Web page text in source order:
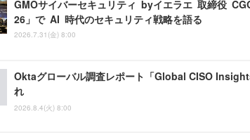
GMOサイバーセキュリティ byイエラエ 取締役
26」で AI 時代のセキュリティ戦略を語る
2026.7.31(金) 8:00
Oktaグローバル調査レポート「Global CISO
れ
2026.8.4(火) 8:00